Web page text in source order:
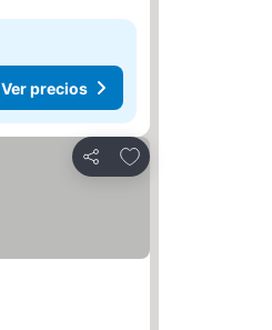
Ver precios
Compartir
Agregar a favoritos